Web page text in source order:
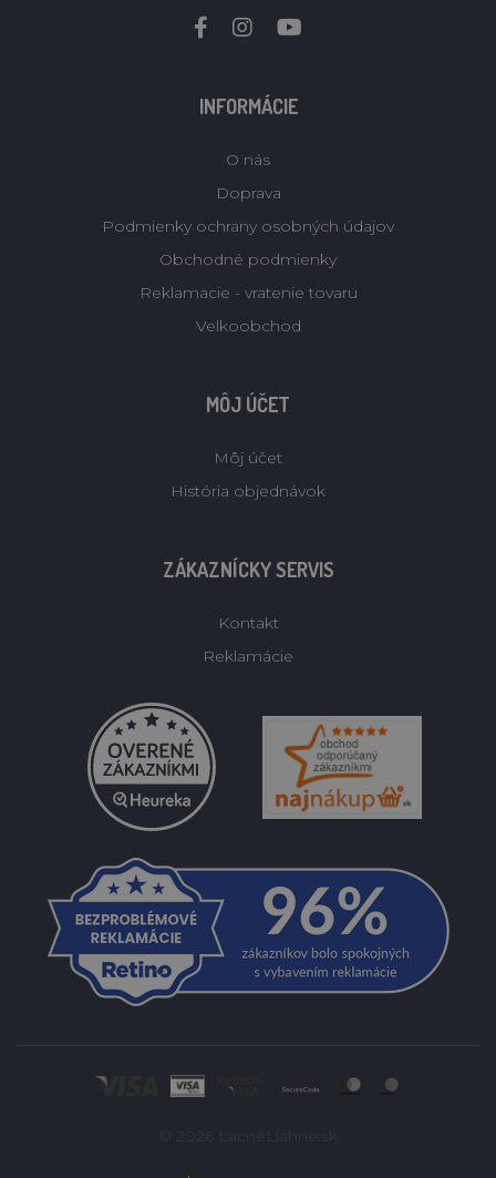
INFORMÁCIE
O nás
Doprava
Podmienky ochrany osobných údajov
Obchodné podmienky
Reklamacie - vratenie tovaru
Velkoobchod
MÔJ ÚČET
Môj účet
História objednávok
ZÁKAZNÍCKY SERVIS
Kontakt
Reklamácie